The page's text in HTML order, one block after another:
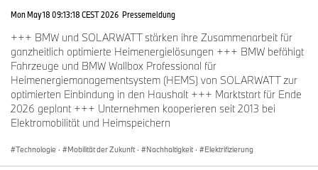
Mon May 18 09:13:18 CEST 2026 Pressemeldung
+++ BMW und SOLARWATT stärken ihre Zusammenarbeit für
ganzheitlich optimierte Heimenergielösungen +++ BMW befähigt
Fahrzeuge und BMW Wallbox Professional für
Heimenergiemanagementsystem (HEMS) von SOLARWATT zur
optimierten Einbindung in den Haushalt +++ Marktstart für Ende
2026 geplant +++ Unternehmen kooperieren seit 2013 bei
Elektromobilität und Heimspeichern
Technologie · Mobilität der Zukunft · Nachhaltigkeit · Elektrifizierung